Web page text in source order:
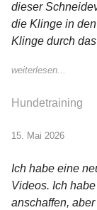
dieser
die Klinge in
Klinge durch
weiterlesen...
Hundetraining
15. Mai 2026
Ich habe eine
Videos. Ich
anschaffen,